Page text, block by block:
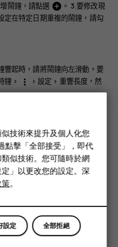
鬧鐘，請點選 add_circle 。 3.要修改現
定在特定日期重複的鬧鐘，請勾
響起時，請將鬧鐘向左滑動。要
鐘 > more_vert > 設定 > 重響長度 ，然
動。
然後點選delete刪除。
技術來提升及個人化您
點擊「全部接受」，即代
似技術。您可隨時於網
」以更改您的設定。深
。
全部拒絕
設定